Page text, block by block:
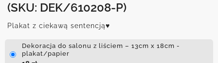
(SKU: DEK/610208-P)
Plakat z ciekawą sentencją♥
Dekoracja do salonu z liściem – 13cm x 18cm -
plakat/papier